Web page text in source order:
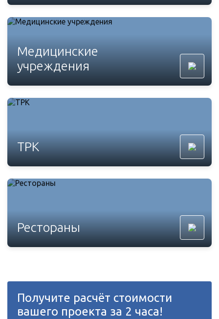
Медицинские
учреждения
ТРК
Рестораны
Получите расчёт стоимости
вашего проекта за 2 часа!